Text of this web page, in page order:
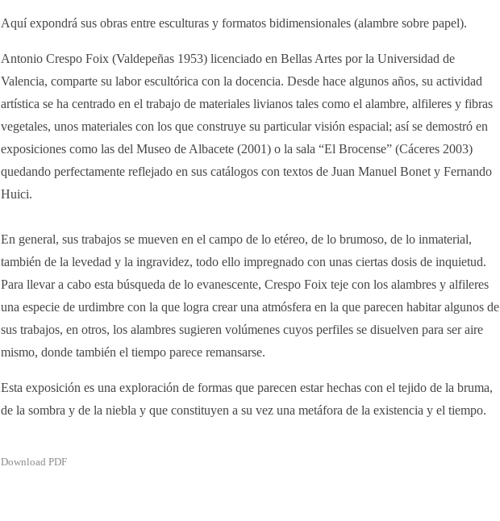
Aquí expondrá sus obras entre esculturas y formatos bidimensionales (alambre sobre papel).
Antonio Crespo Foix (Valdepeñas 1953) licenciado en Bellas Artes por la Universidad de
Valencia, comparte su labor escultórica con la docencia. Desde hace algunos años, su actividad
artística se ha centrado en el trabajo de materiales livianos tales como el alambre, alfileres y fibras
vegetales, unos materiales con los que construye su particular visión espacial; así se demostró en
exposiciones como las del Museo de Albacete (2001) o la sala “El Brocense” (Cáceres 2003)
quedando perfectamente reflejado en sus catálogos con textos de Juan Manuel Bonet y Fernando
Huici.
En general, sus trabajos se mueven en el campo de lo etéreo, de lo brumoso, de lo inmaterial,
también de la levedad y la ingravidez, todo ello impregnado con unas ciertas dosis de inquietud.
Para llevar a cabo esta búsqueda de lo evanescente, Crespo Foix teje con los alambres y alfileres
una especie de urdimbre con la que logra crear una atmósfera en la que parecen habitar algunos de
sus trabajos, en otros, los alambres sugieren volúmenes cuyos perfiles se disuelven para ser aire
mismo, donde también el tiempo parece remansarse.
Esta exposición es una exploración de formas que parecen estar hechas con el tejido de la bruma,
de la sombra y de la niebla y que constituyen a su vez una metáfora de la existencia y el tiempo.
Download PDF